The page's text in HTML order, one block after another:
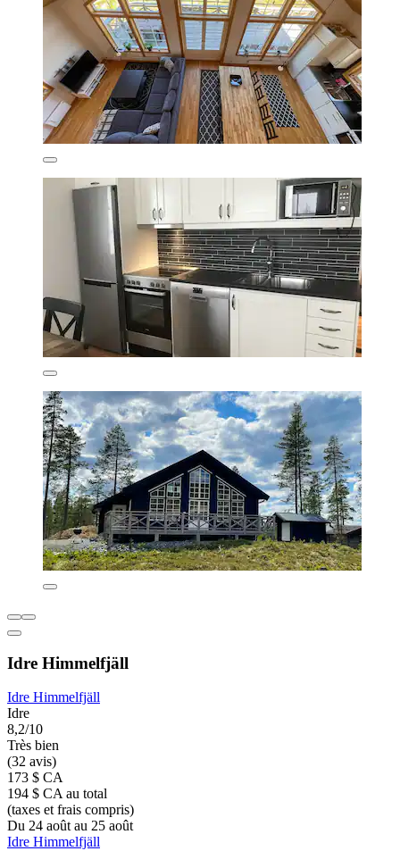
Idre Himmelfjäll
Idre Himmelfjäll
Idre
8,2/10
Très bien
(32 avis)
173 $ CA
194 $ CA au total
(taxes et frais compris)
Du 24 août au 25 août
Idre Himmelfjäll